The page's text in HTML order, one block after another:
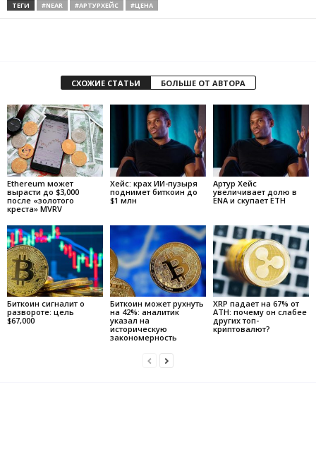
ТЕГИ
#NEAR #АРТУРХЕЙС #ЦЕНА
СХОЖИЕ СТАТЬИ БОЛЬШЕ ОТ АВТОРА
Ethereum может
вырасти до $3,000
после «золотого
креста» MVRV
Хейс: крах ИИ-пузыря
поднимет биткоин до
$1 млн
Артур Хейс
увеличивает долю в
ENA и скупает ETH
Биткоин сигналит о
развороте: цель
$67,000
Биткоин может рухнуть
на 42%: аналитик
указал на
историческую
закономерность
XRP падает на 67% от
ATH: почему он слабее
других топ-
криптовалют?